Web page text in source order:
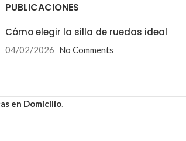
PUBLICACIONES
Cómo elegir la silla de ruedas ideal
04/02/2026 No Comments
en Domicilio.